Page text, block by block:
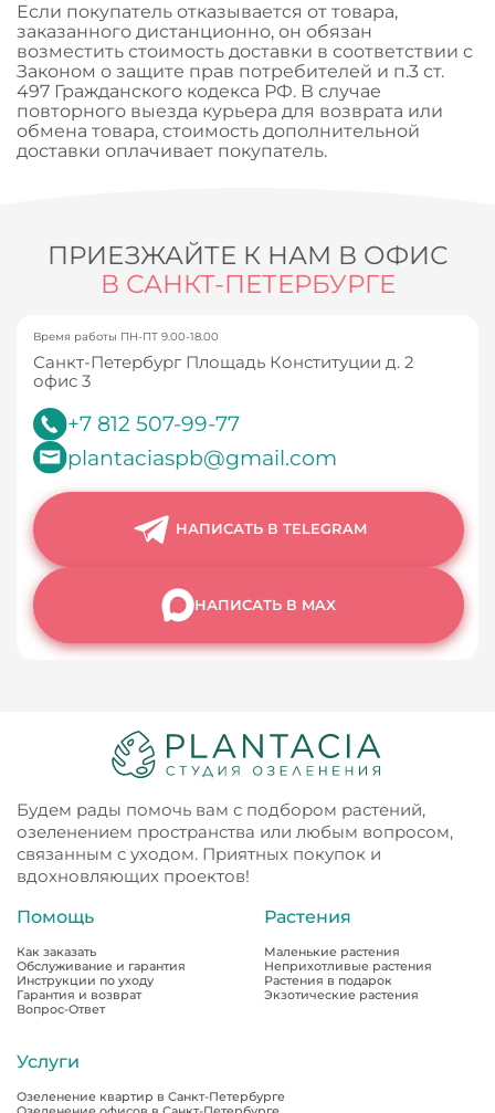
Если покупатель отказывается от товара,
заказанного дистанционно, он обязан
возместить стоимость доставки в соответствии с
Законом о защите прав потребителей и п.3 ст.
497 Гражданского кодекса РФ. В случае
повторного выезда курьера для возврата или
обмена товара, стоимость дополнительной
доставки оплачивает покупатель.
ПРИЕЗЖАЙТЕ К НАМ В ОФИС
В САНКТ-ПЕТЕРБУРГЕ
Время работы ПН-ПТ 9.00-18.00
Санкт-Петербург Площадь Конституции д. 2
офис 3
+7 812 507-99-77
plantaciaspb@gmail.com
НАПИСАТЬ В TELEGRAM
НАПИСАТЬ В MAX
Будем рады помочь вам с подбором растений,
озеленением пространства или любым вопросом,
связанным с уходом. Приятных покупок и
вдохновляющих проектов!
Помощь
Как заказать
Обслуживание и гарантия
Инструкции по уходу
Гарантия и возврат
Вопрос-Ответ
Растения
Маленькие растения
Неприхотливые растения
Растения в подарок
Экзотические растения
Услуги
Озеленение квартир в Санкт-Петербурге